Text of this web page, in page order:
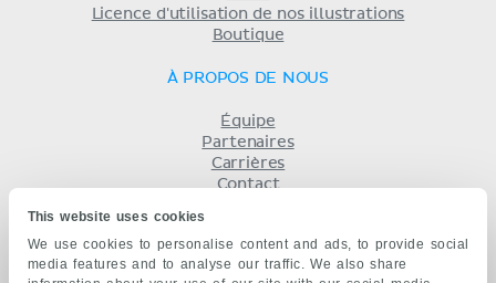
This website uses cookies
We use cookies to personalise content and ads, to provide social
media features and to analyse our traffic. We also share
Licence d'utilisation de nos illustrations
Boutique
À PROPOS DE NOUS
Équipe
Partenaires
Carrières
Contact
Politique de confidentialité
KENHUB EN...